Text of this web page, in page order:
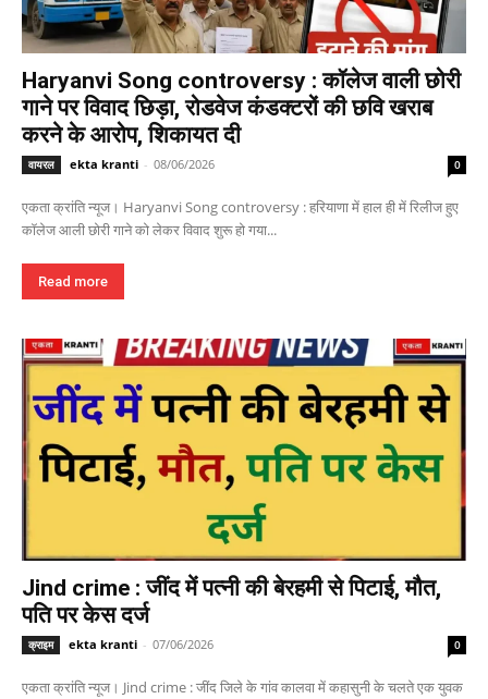
Haryanvi Song controversy : कॉलेज वाली छोरी
गाने पर विवाद छिड़ा, रोडवेज कंडक्टरों की छवि खराब
करने के आरोप, शिकायत दी
वायरल ekta kranti - 08/06/2026 0
एकता क्रांति न्यूज। Haryanvi Song controversy : हरियाणा में हाल ही में रिलीज हुए
कॉलेज आली छोरी गाने को लेकर विवाद शुरू हो गया...
Read more
Jind crime : जींद में पत्नी की बेरहमी से पिटाई, मौत,
पति पर केस दर्ज
क्राइम ekta kranti - 07/06/2026 0
एकता क्रांति न्यूज। Jind crime : जींद जिले के गांव कालवा में कहासुनी के चलते एक युवक